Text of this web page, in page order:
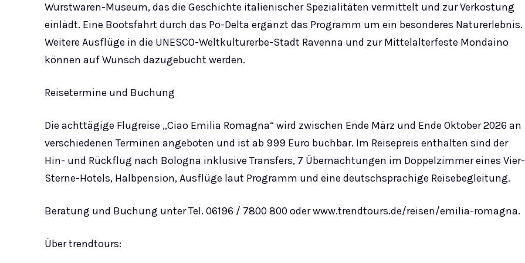
Wurstwaren-Museum, das die Geschichte italienischer Spezialitäten vermittelt und zur Verkostung
einlädt. Eine Bootsfahrt durch das Po-Delta ergänzt das Programm um ein besonderes Naturerlebnis.
Weitere Ausflüge in die UNESCO-Weltkulturerbe-Stadt Ravenna und zur Mittelalterfeste Mondaino
können auf Wunsch dazugebucht werden.
Reisetermine und Buchung
Die achttägige Flugreise „Ciao Emilia Romagna“ wird zwischen Ende März und Ende Oktober 2026 an
verschiedenen Terminen angeboten und ist ab 999 Euro buchbar. Im Reisepreis enthalten sind der
Hin- und Rückflug nach Bologna inklusive Transfers, 7 Übernachtungen im Doppelzimmer eines Vier-
Sterne-Hotels, Halbpension, Ausflüge laut Programm und eine deutschsprachige Reisebegleitung.
Beratung und Buchung unter Tel. 06196 / 7800 800 oder www.trendtours.de/reisen/emilia-romagna.
Über trendtours: